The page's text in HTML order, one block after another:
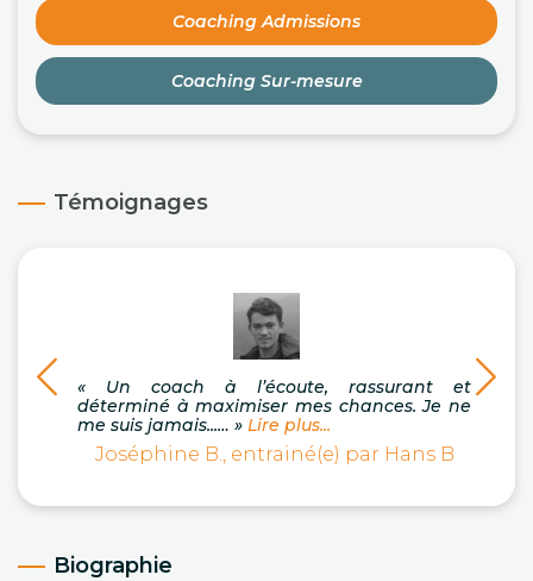
Coaching Admissions
Coaching Sur-mesure
Témoignages
« Un coach à l’écoute, rassurant et
déterminé à maximiser mes chances. Je ne
me suis jamais...… » Lire plus...
Joséphine B., entrainé(e) par Hans B
« Je
Biographie